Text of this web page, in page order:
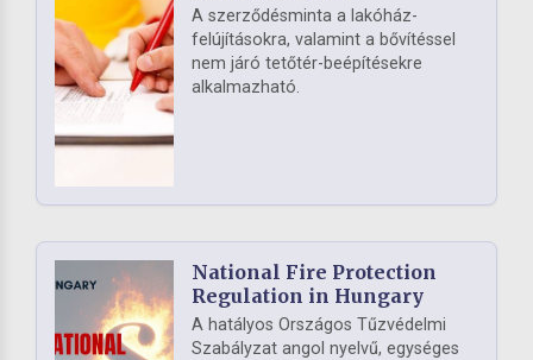
A szerződésminta a lakóház-
felújításokra, valamint a bővítéssel
nem járó tetőtér-beépítésekre
alkalmazható.
National Fire Protection
Regulation in Hungary
A hatályos Országos Tűzvédelmi
Szabályzat angol nyelvű, egységes